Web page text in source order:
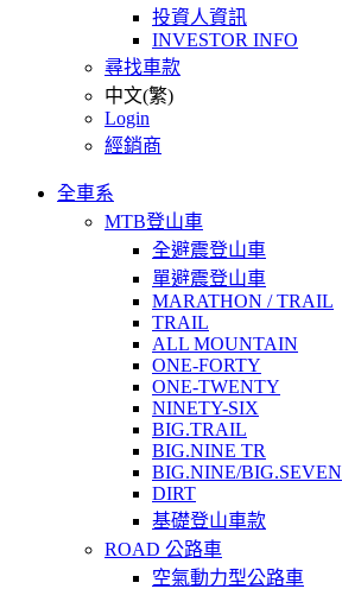
投資人資訊
INVESTOR INFO
尋找車款
中文(繁)
Login
經銷商
全車系
MTB登山車
全避震登山車
單避震登山車
MARATHON / TRAIL
TRAIL
ALL MOUNTAIN
ONE-FORTY
ONE-TWENTY
NINETY-SIX
BIG.TRAIL
BIG.NINE TR
BIG.NINE/BIG.SEVEN
DIRT
基礎登山車款
ROAD 公路車
空氣動力型公路車